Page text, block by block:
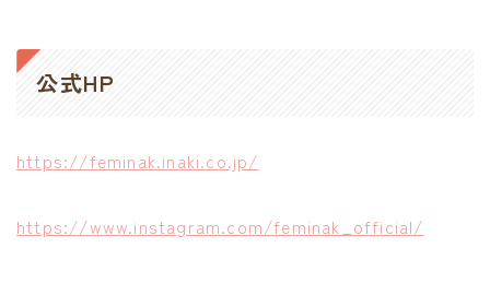
公式HP
https://feminak.inaki.co.jp/
https://www.instagram.com/feminak_official/